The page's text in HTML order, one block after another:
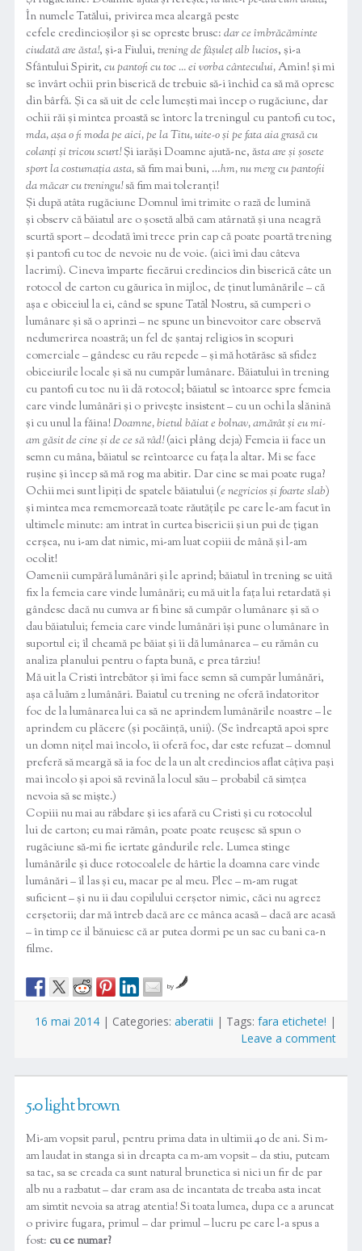
În numele Tatălui, privirea mea aleargă peste
cefele credincioșilor și se opreste brusc: dar ce îmbrăcăminte
ciudată are ăsta!, și-a Fiului, trening de fâșuleț alb lucios, și-a
Sfântului Spirit, cu pantofi cu toc … ei vorba cântecului,Amin! și mi
se învârt ochii prin biserică de trebuie să-i închid ca să mă opresc
din bârfă. Și ca să uit de cele lumești mai încep o rugăciune, dar
ochii răi și mintea proastă se întorc la treningul cu pantofi cu toc,
mda, așa o fi moda pe aici, pe la Titu, uite-o și pe fata aia grasă cu
colanți și tricou scurt!Și iarăși Doamne ajută-ne, ăsta are și șosete
sport la costumațiaasta,să fim mai buni, …hm,nu merg cu pantofii
da măcar cu treningu!să fim mai toleranți!
Și după atâta rugăciune Domnul îmi trimite o rază de lumină
și observ că băiatul are o șosetă albă cam atârnată și una neagră
scurtă sport – deodată îmi trece prin cap că poate poartă trening
și pantofi cu toc de nevoie nu de voie. (aici îmi dau câteva
lacrimi). Cineva împarte fiecărui credincios din biserică câte un
rotocol de carton cu găurica în mijloc, de ținut lumânările – că
așa e obiceiul la ei, când se spune Tatăl Nostru, să cumperi o
lumânare și să o aprinzi – ne spune un binevoitor care observă
nedumerirea noastră; un fel de șantaj religios în scopuri
comerciale – gândesc eu rău repede – și mă hotărăsc să sfidez
obiceiurile locale și să nu cumpăr lumânare. Băiatului în trening
cu pantofi cu toc nu îi dă rotocol; băiatul se întoarce spre femeia
care vinde lumânări și o privește insistent – cu un ochi la slănină
și cu unul la făina!Doamne, bietul băiat e bolnav, amărât și eu mi-
am găsit de cine și de ce să râd!(aici plâng deja) Femeia ii face un
semn cu mâna, băiatul se reîntoarce cu fața la altar. Mi se face
rușine și încep să mă rog ma abitir. Dar cine se mai poate ruga?
Ochii mei sunt lipiți de spatele băiatului (e negricios și foarte slab)
și mintea mea rememorează toate răutățile pe care le-am facut în
ultimele minute: am intrat în curtea bisericii și un pui de țigan
cerșea, nu i-am dat nimic, mi-am luat copiii de mână și l-am
ocolit!
Oamenii cumpără lumânări și le aprind; băiatul în trening se uită
fix la femeia care vinde lumânări; eu mă uit la fața lui retardată și
gândesc dacă nu cumva ar fi bine să cumpăr o lumânare și să o
dau băiatului; femeia care vinde lumânări își pune o lumânare în
suportul ei; îl cheamă pe băiat și îi dă lumânarea – eu rămân cu
analiza planului pentru o fapta bună, e prea târziu!
Mă uit la Cristi întrebător și îmi face semn să cumpăr lumânări,
așa că luăm 2 lumânări. Baiatul cu trening ne oferă îndatoritor
foc de la lumânarea lui ca să ne aprindem lumânările noastre – le
aprindem cu plăcere (și pocăință, unii). (Se îndreaptă apoi spre
un domn nițel mai încolo, îi oferă foc, dar este refuzat – domnul
preferă să meargă să ia foc de la un alt credincios aflat câțiva pași
mai încolo și apoi să revină la locul său – probabil că simțea
nevoia să se miște.)
Copiii nu mai au răbdare și ies afară cu Cristi și cu rotocolul
lui de carton; eu mai rămân, poate poate reușesc să spun o
rugăciune să-mi fie iertate gândurile rele. Lumea stinge
lumânările și duce rotocoalele de hârtie la doamna care vinde
lumânări – îl las și eu, macar pe al meu. Plec – m-am rugat
suficient – și nu ii dau copilului cerșetor nimic, căci nu agreez
cerșetorii; dar mă întreb dacă are ce mânca acasă – dacă are acasă
– în timp ce il bănuiesc că ar putea dormi pe un sac cu bani ca-n
filme.
by
16 mai 2014 | Categories:aberatii | Tags:fara etichete! |
Leave a comment
5.0 light brown
Mi-am vopsit parul, pentru prima data in ultimii 40 de ani. Si m-
am laudat in stanga si in dreapta ca m-am vopsit – da stiu, puteam
sa tac, sa se creada ca sunt natural brunetica si nici un fir de par
alb nu a razbatut – dar eram asa de incantata de treaba asta incat
am simtit nevoia sa atrag atentia! Si toata lumea, dupa ce a aruncat
o privire fugara, primul – dar primul – lucru pe care l-a spus a
fost: cu ce numar?